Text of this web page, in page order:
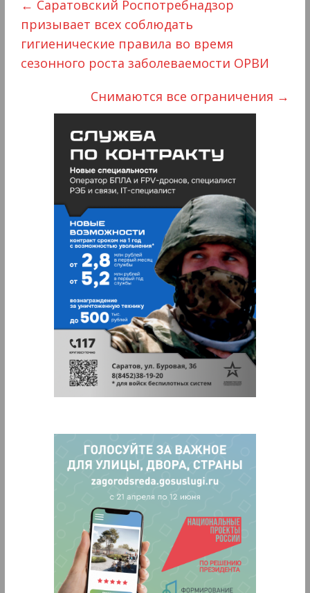
← Саратовский Роспотребнадзор
призывает всех соблюдать
гигиенические правила во время
сезонного роста заболеваемости ОРВИ
Снимаются все ограничения →